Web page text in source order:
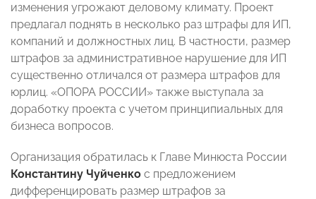
изменения угрожают деловому климату. Проект
предлагал поднять в несколько раз штрафы для ИП,
компаний и должностных лиц. В частности, размер
штрафов за административное нарушение для ИП
существенно отличался от размера штрафов для
юрлиц. «ОПОРА РОССИИ» также выступала за
доработку проекта с учетом принципиальных для
бизнеса вопросов.
Организация обратилась к Главе Минюста России
Константину Чуйченко с предложением
дифференцировать размер штрафов за